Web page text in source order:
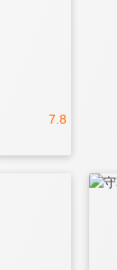
7.8